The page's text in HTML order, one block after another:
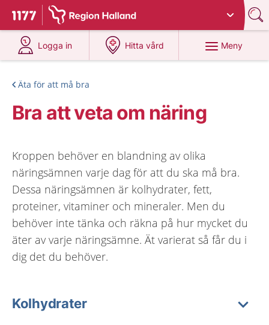
Till startsidan för 1177
Du har valt region Halland
Logga in
på 1177.se
Hitta vård
på 1177.se
Meny
Äta för att må bra
Bra att veta om näring
Kroppen behöver en blandning av olika
näringsämnen varje dag för att du ska må bra.
Dessa näringsämnen är kolhydrater, fett,
proteiner, vitaminer och mineraler. Men du
behöver inte tänka och räkna på hur mycket du
äter av varje näringsämne. Ät varierat så får du i
dig det du behöver.
Kolhydrater